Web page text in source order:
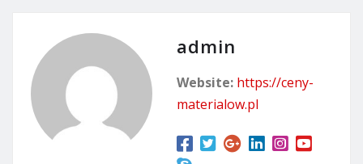
admin
Website: https://ceny-
materialow.pl